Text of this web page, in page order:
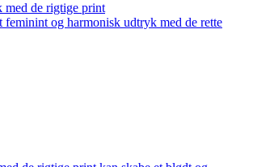
med de rigtige print
feminint og harmonisk udtryk med de rette